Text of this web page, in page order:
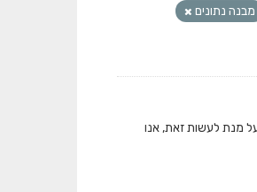
מבנה נתונים
על מנת לעשות זאת, אנו